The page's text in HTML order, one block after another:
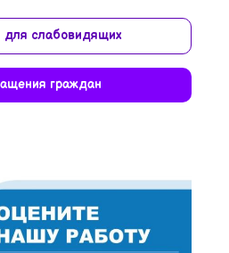
для слабовидящих
граждан